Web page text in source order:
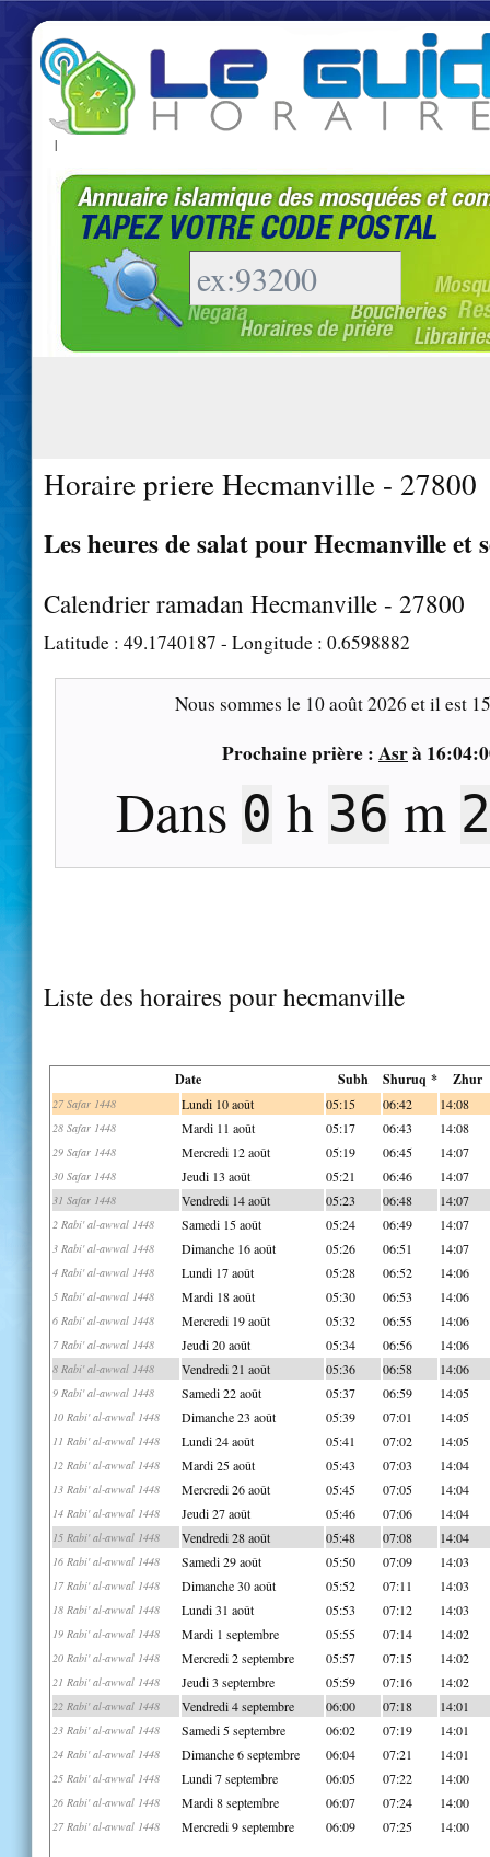
|
Horaire priere Hecmanville - 27800
Les heures de salat pour Hecmanville et
Calendrier ramadan Hecmanville - 27800
Latitude : 49.1740187 - Longitude : 0.6598882
Nous sommes le 10 août 2026 et il est
Prochaine prière : Asrà
Dans 0 h 36 m
Liste des horaires pour hecmanville
Date Subh Shuruq * Zhur
27 Safar 1448 Lundi 10 août 05:15 06:42 14:08
28 Safar 1448 Mardi 11 août 05:17 06:43 14:08
29 Safar 1448 Mercredi 12 août 05:19 06:45 14:07
30 Safar 1448 Jeudi 13 août 05:21 06:46 14:07
31 Safar 1448 Vendredi 14 août 05:23 06:48 14:07
2 Rabi' al-awwal 1448 Samedi 15 août 05:24 06:49 14:07
3 Rabi' al-awwal 1448 Dimanche 16 août 05:26 06:51 14:07
4 Rabi' al-awwal 1448 Lundi 17 août 05:28 06:52 14:06
5 Rabi' al-awwal 1448 Mardi 18 août 05:30 06:53 14:06
6 Rabi' al-awwal 1448 Mercredi 19 août 05:32 06:55 14:06
7 Rabi' al-awwal 1448 Jeudi 20 août 05:34 06:56 14:06
8 Rabi' al-awwal 1448 Vendredi 21 août 05:36 06:58 14:06
9 Rabi' al-awwal 1448 Samedi 22 août 05:37 06:59 14:05
10 Rabi' al-awwal 1448 Dimanche 23 août 05:39 07:01 14:05
11 Rabi' al-awwal 1448 Lundi 24 août 05:41 07:02 14:05
12 Rabi' al-awwal 1448 Mardi 25 août 05:43 07:03 14:04
13 Rabi' al-awwal 1448 Mercredi 26 août 05:45 07:05 14:04
14 Rabi' al-awwal 1448 Jeudi 27 août 05:46 07:06 14:04
15 Rabi' al-awwal 1448 Vendredi 28 août 05:48 07:08 14:04
16 Rabi' al-awwal 1448 Samedi 29 août 05:50 07:09 14:03
17 Rabi' al-awwal 1448 Dimanche 30 août 05:52 07:11 14:03
18 Rabi' al-awwal 1448 Lundi 31 août 05:53 07:12 14:03
19 Rabi' al-awwal 1448 Mardi 1 septembre 05:55 07:14 14:02
20 Rabi' al-awwal 1448 Mercredi 2 septembre 05:57 07:15 14:02
21 Rabi' al-awwal 1448 Jeudi 3 septembre 05:59 07:16 14:02
22 Rabi' al-awwal 1448 Vendredi 4 septembre 06:00 07:18 14:01
23 Rabi' al-awwal 1448 Samedi 5 septembre 06:02 07:19 14:01
24 Rabi' al-awwal 1448 Dimanche 6 septembre 06:04 07:21 14:01
25 Rabi' al-awwal 1448 Lundi 7 septembre 06:05 07:22 14:00
26 Rabi' al-awwal 1448 Mardi 8 septembre 06:07 07:24 14:00
27 Rabi' al-awwal 1448 Mercredi 9 septembre 06:09 07:25 14:00